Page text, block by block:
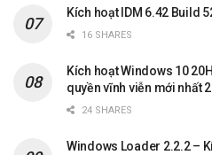
Kích hoạt IDM 6.42 Build
16 SHARES
Kích hoạt Windows 10
quyền vĩnh viễn mới nhất
24 SHARES
Windows Loader 2.2.2 –